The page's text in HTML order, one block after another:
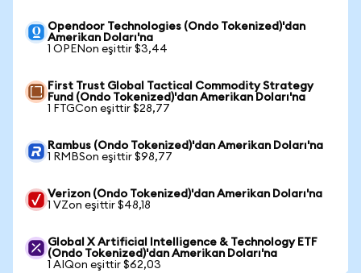
Opendoor Technologies (Ondo Tokenized)'dan
Amerikan Doları'na
1 OPENon eşittir $3,44
First Trust Global Tactical Commodity Strategy
Fund (Ondo Tokenized)'dan Amerikan Doları'na
1 FTGCon eşittir $28,77
Rambus (Ondo Tokenized)'dan Amerikan Doları'na
1 RMBSon eşittir $98,77
Verizon (Ondo Tokenized)'dan Amerikan Doları'na
1 VZon eşittir $48,18
Global X Artificial Intelligence & Technology ETF
(Ondo Tokenized)'dan Amerikan Doları'na
1 AIQon eşittir $62,03